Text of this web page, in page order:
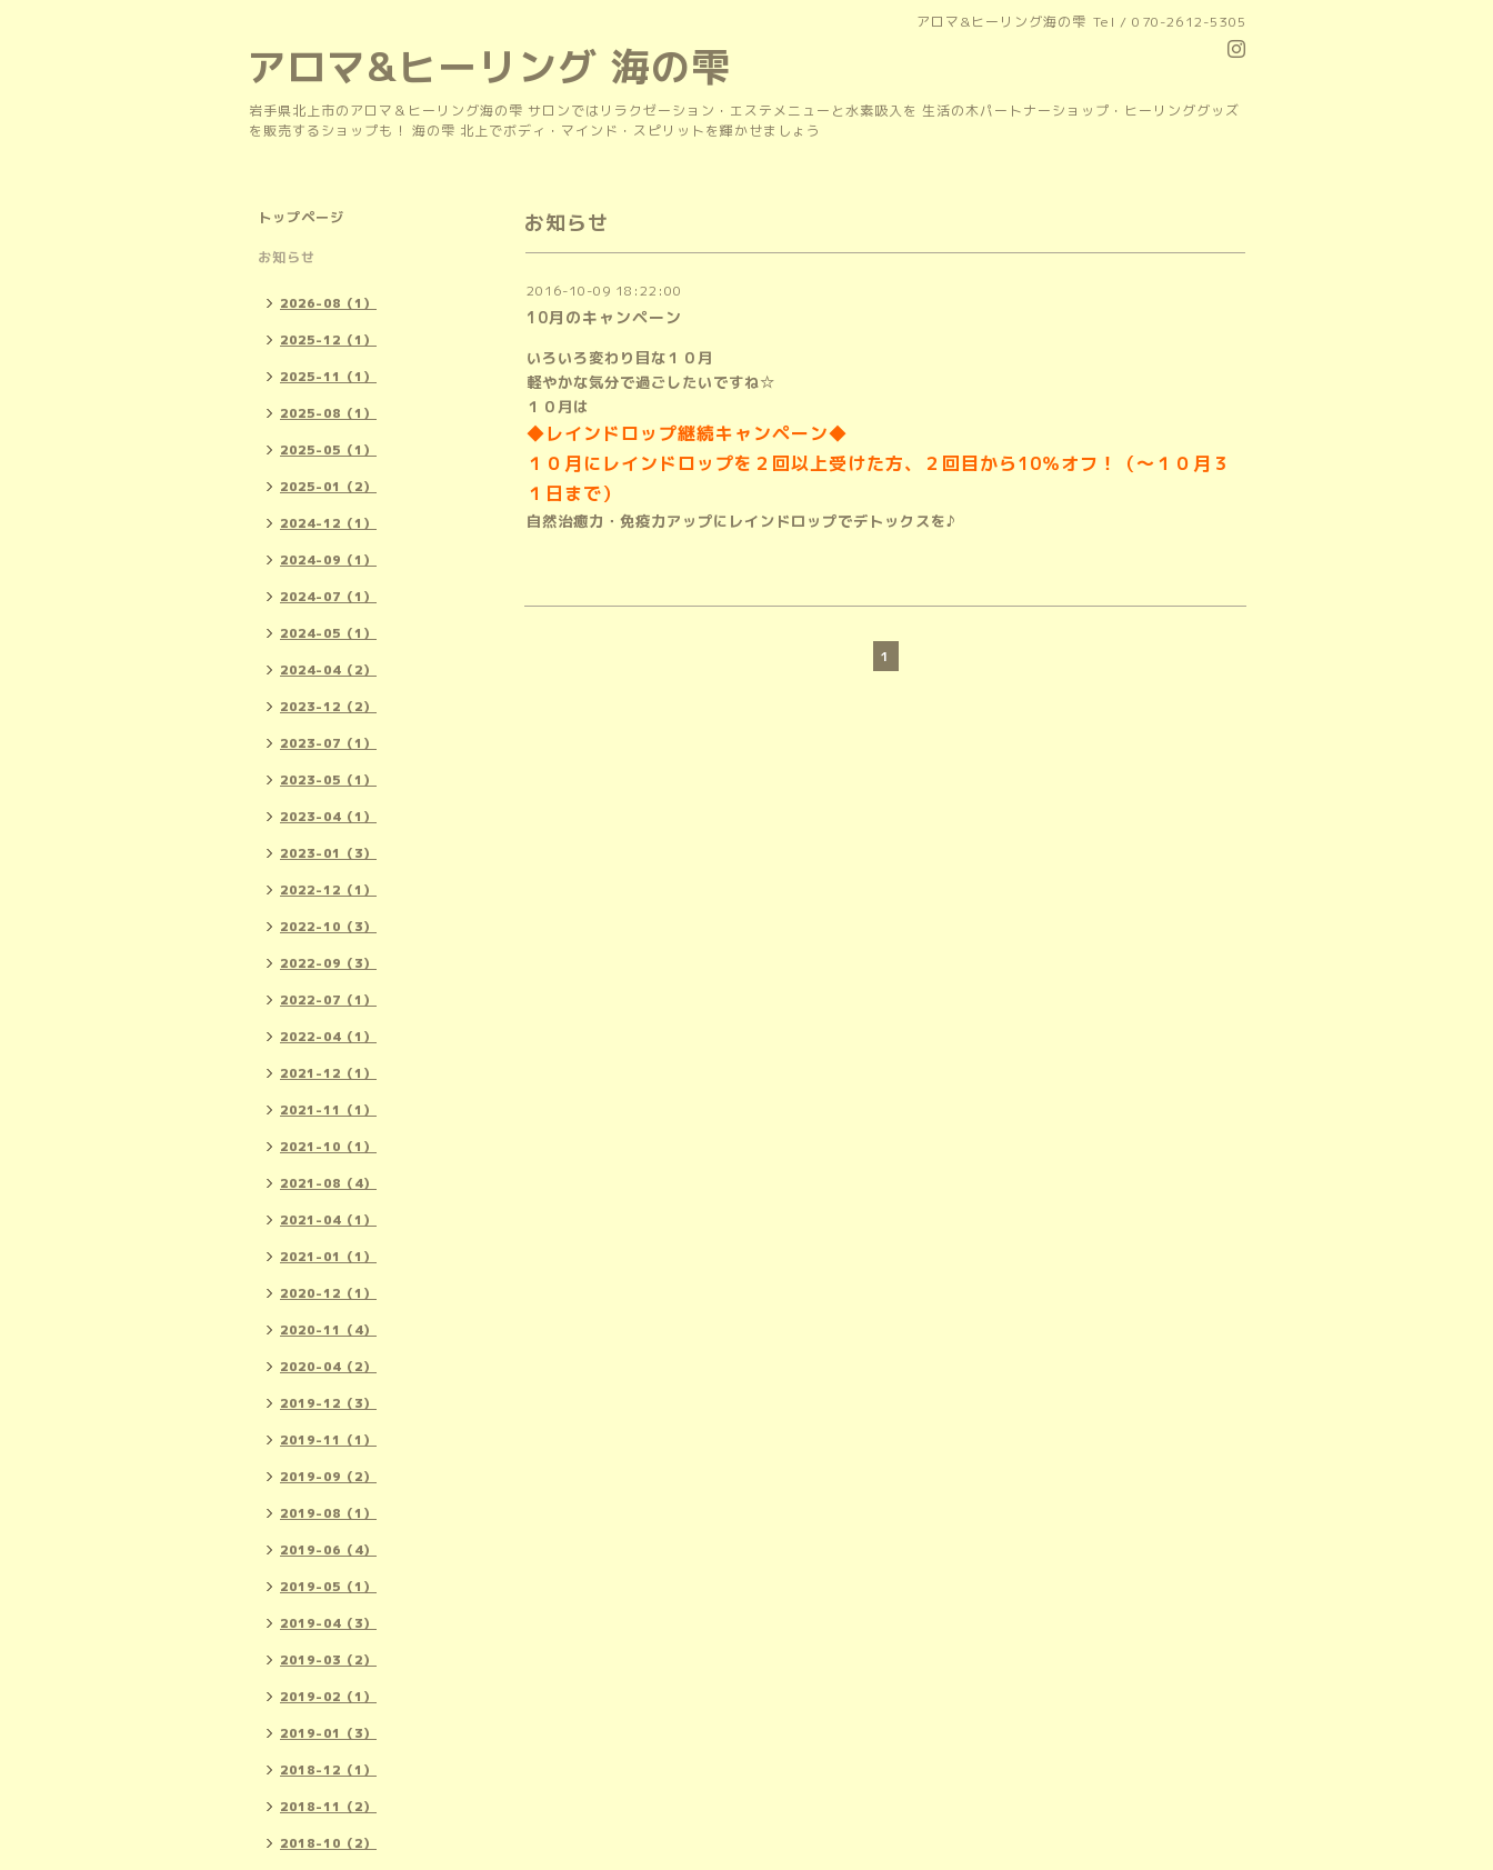
アロマ&ヒーリング海の雫 Tel / 070-2612-5305
アロマ&ヒーリング 海の雫
岩手県北上市のアロマ＆ヒーリング海の雫 サロンではリラクゼーション・エステメニューと水素吸入を 生活の木パートナーショップ・ヒーリンググッズ
を販売するショップも！ 海の雫 北上でボディ・マインド・スピリットを輝かせましょう
お知らせ
2016-10-09 18:22:00
10月のキャンペーン
いろいろ変わり目な１０月
軽やかな気分で過ごしたいですね☆
１０月は
◆レインドロップ継続キャンペーン◆
１０月にレインドロップを２回以上受けた方、２回目から10％オフ！（～１０月３
１日まで）
自然治癒力・免疫力アップにレインドロップでデトックスを♪
1
トップページ
お知らせ
2026-08（1）
2025-12（1）
2025-11（1）
2025-08（1）
2025-05（1）
2025-01（2）
2024-12（1）
2024-09（1）
2024-07（1）
2024-05（1）
2024-04（2）
2023-12（2）
2023-07（1）
2023-05（1）
2023-04（1）
2023-01（3）
2022-12（1）
2022-10（3）
2022-09（3）
2022-07（1）
2022-04（1）
2021-12（1）
2021-11（1）
2021-10（1）
2021-08（4）
2021-04（1）
2021-01（1）
2020-12（1）
2020-11（4）
2020-04（2）
2019-12（3）
2019-11（1）
2019-09（2）
2019-08（1）
2019-06（4）
2019-05（1）
2019-04（3）
2019-03（2）
2019-02（1）
2019-01（3）
2018-12（1）
2018-11（2）
2018-10（2）